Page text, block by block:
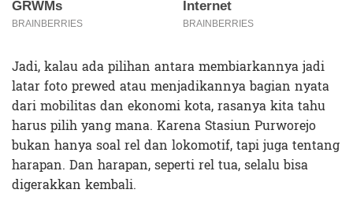
Jadi, kalau ada pilihan antara membiarkannya jadi
latar foto prewed atau menjadikannya bagian nyata
dari mobilitas dan ekonomi kota, rasanya kita tahu
harus pilih yang mana. Karena Stasiun Purworejo
bukan hanya soal rel dan lokomotif, tapi juga tentang
harapan. Dan harapan, seperti rel tua, selalu bisa
digerakkan kembali.